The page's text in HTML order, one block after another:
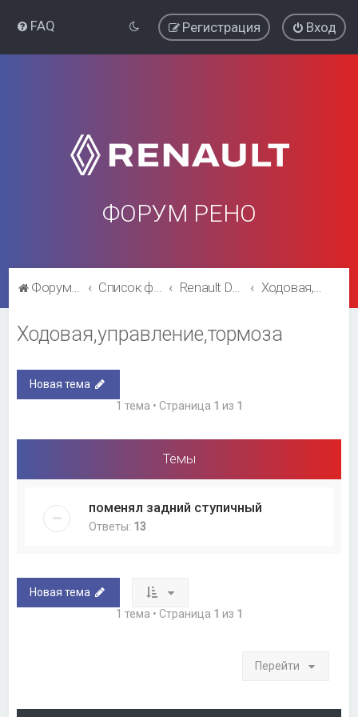
FAQ Вход
Регистрация
ФОРУМ РЕНО
Форум Рено Список форумов Renault Duster Ходовая,управление,тормоза
Ходовая,управление,тормоза
Новая тема
1 тема • Страница 1 из 1
Темы
поменял задний ступичный
Ответы: 13
Новая тема
1 тема • Страница 1 из 1
Перейти